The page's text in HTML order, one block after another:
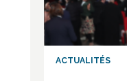
ACTUALITÉS